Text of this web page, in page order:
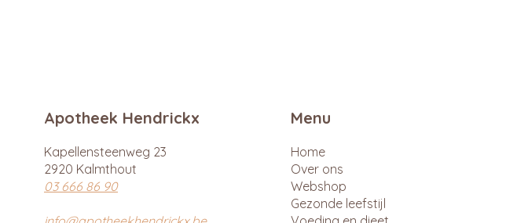
Apotheek Hendrickx
Kapellensteenweg 23
2920 Kalmthout
03 666 86 90
Menu
Home
Over ons
Webshop
Gezonde leefstijl